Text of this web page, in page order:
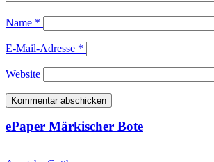
Name *
E-Mail-Adresse *
Website
ePaper Märkischer Bote